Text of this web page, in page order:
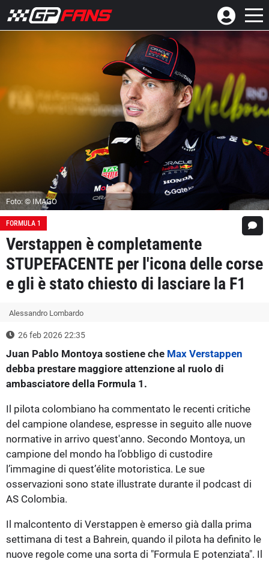
Foto: © IMAGO
FORMULA 1
Verstappen è completamente
STUPEFACENTE per l'icona delle corse
e gli è stato chiesto di lasciare la F1
Alessandro Lombardo
26 feb 2026 22:35
Juan Pablo Montoya sostiene che Max Verstappen
debba prestare maggiore attenzione al ruolo di
ambasciatore della Formula 1.
Il pilota colombiano ha commentato le recenti critiche
del campione olandese, espresse in seguito alle nuove
normative in arrivo quest'anno. Secondo Montoya, un
campione del mondo ha l’obbligo di custodire
l’immagine di quest’élite motoristica. Le sue
osservazioni sono state illustrate durante il podcast di
AS Colombia.
Il malcontento di Verstappen è emerso già dalla prima
settimana di test a Bahrein, quando il pilota ha definito le
nuove regole come una sorta di "Formula E potenziata". Il